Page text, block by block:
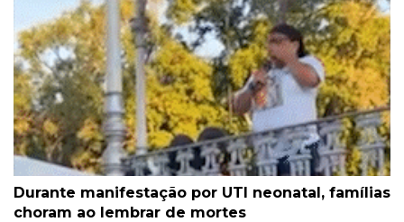
Durante manifestação por UTI neonatal, famílias
choram ao lembrar de mortes